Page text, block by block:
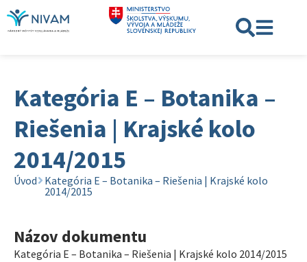
Kategória E – Botanika –
Riešenia | Krajské kolo
2014/2015
Úvod
Kategória E – Botanika – Riešenia | Krajské kolo
2014/2015
Názov dokumentu
Kategória E – Botanika – Riešenia | Krajské kolo 2014/2015